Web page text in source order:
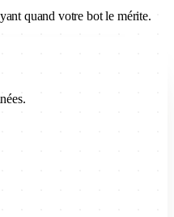
quand votre bot le mérite.